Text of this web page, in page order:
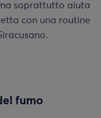
soprattutto aiuta
con una routine
fumo